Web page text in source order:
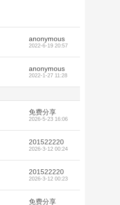
anonymous
2022-6-19 20:57
anonymous
2022-1-27 11:28
免费分享
2026-5-23 16:06
201522220
2026-3-12 00:24
201522220
2026-3-12 00:23
免费分享